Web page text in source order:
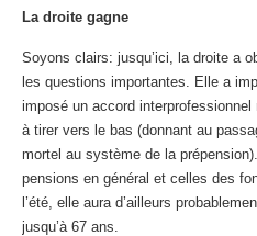
La droite gagne
Soyons clairs: jusqu’ici, la droite a
les questions importantes. Elle a
imposé un accord interprofessionnel
à tirer vers le bas (donnant au
mortel au système de la
pensions en général et celles des
l’été, elle aura d’ailleurs
jusqu’à 67 ans.